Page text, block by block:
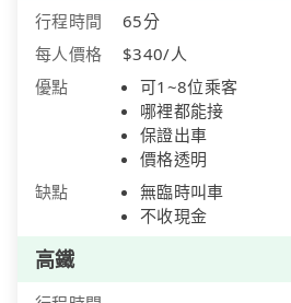
行程時間
65分
每人價格
$340/人
優點
可1~8位乘客
哪裡都能接
保證出車
價格透明
缺點
無臨時叫車
不收現金
高鐵